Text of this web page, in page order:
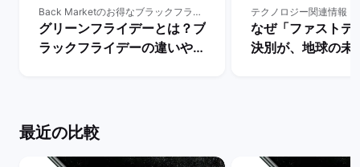
Back Marketのお得なブラックフライデー
グリーンフライデーとは？ブ
ラックフライデーの違いやサ
テクノロジー関連情報
なぜ「ファストテ
決別が、地球の未
最近の比較